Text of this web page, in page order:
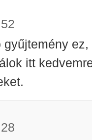
gyűjtemény ez,
itt